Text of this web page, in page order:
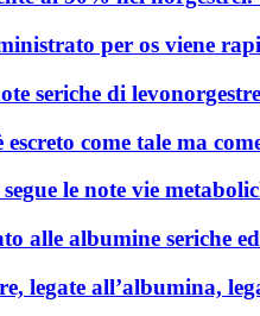
per os viene
seriche di
come tale ma
le note vie
alle albumine seriche
legate all’albumina,